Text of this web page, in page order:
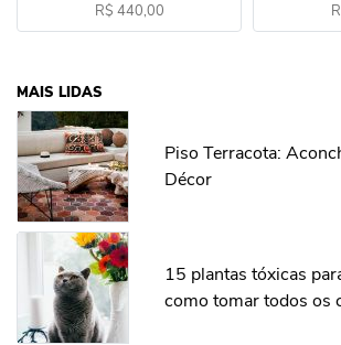
R$ 440,00
MAIS LIDAS
Piso Terracota:
Décor
15 plantas tóxicas
como tomar todos os